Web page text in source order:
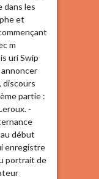
dans les
et
m
uri Swip
discours
partie :
-
début
enregistre
portrait de